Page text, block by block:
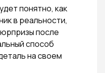
понятно, как
в реальности,
после
способ
на своем